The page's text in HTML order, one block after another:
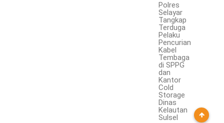
Polres
Selayar
Tangkap
Terduga
Pelaku
Pencurian
Kabel
Tembaga
di SPPG
dan
Kantor
Cold
Storage
Dinas
Kelautan
Sulsel